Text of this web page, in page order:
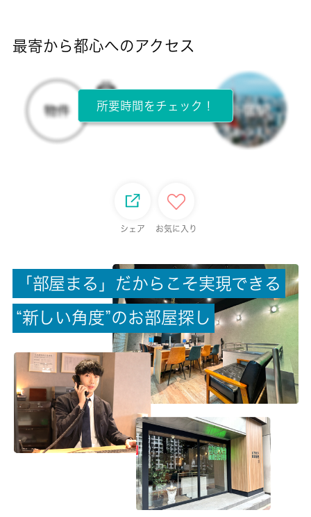
所在階
1階 / 2階建
償却/敷引
-/-
権利金/雑費
-/-
総戸数
現状/入居可能日
最寄から都心へのアクセス
所要時間をチェック！
シェア お気に入り
「 部屋 ま る 」 だ か ら こ そ実現で き る
“新 し い角 度”のお部屋探 し